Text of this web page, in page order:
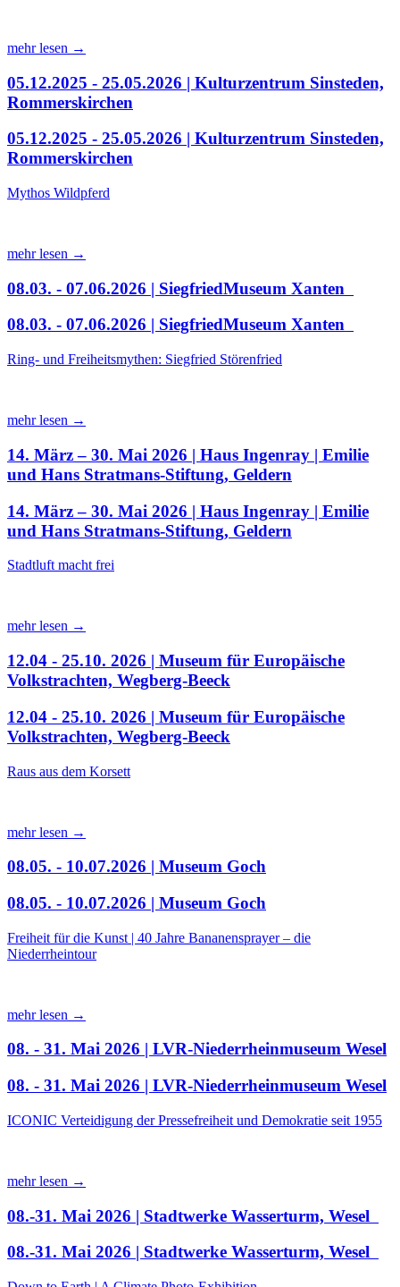
mehr lesen →
05.12.2025 - 25.05.2026 | Kulturzentrum Sinsteden,
Rommerskirchen
05.12.2025 - 25.05.2026 | Kulturzentrum Sinsteden,
Rommerskirchen
Mythos Wildpferd
mehr lesen →
08.03. - 07.06.2026 | SiegfriedMuseum Xanten
08.03. - 07.06.2026 | SiegfriedMuseum Xanten
Ring- und Freiheitsmythen: Siegfried Störenfried
mehr lesen →
14. März – 30. Mai 2026 | Haus Ingenray | Emilie
und Hans Stratmans-Stiftung, Geldern
14. März – 30. Mai 2026 | Haus Ingenray | Emilie
und Hans Stratmans-Stiftung, Geldern
Stadtluft macht frei
mehr lesen →
12.04 - 25.10. 2026 | Museum für Europäische
Volkstrachten, Wegberg-Beeck
12.04 - 25.10. 2026 | Museum für Europäische
Volkstrachten, Wegberg-Beeck
Raus aus dem Korsett
mehr lesen →
08.05. - 10.07.2026 | Museum Goch
08.05. - 10.07.2026 | Museum Goch
Freiheit für die Kunst | 40 Jahre Bananensprayer – die
Niederrheintour
mehr lesen →
08. - 31. Mai 2026 | LVR-Niederrheinmuseum Wesel
08. - 31. Mai 2026 | LVR-Niederrheinmuseum Wesel
ICONIC Verteidigung der Pressefreiheit und Demokratie seit 1955
mehr lesen →
08.-31. Mai 2026 | Stadtwerke Wasserturm, Wesel
08.-31. Mai 2026 | Stadtwerke Wasserturm, Wesel